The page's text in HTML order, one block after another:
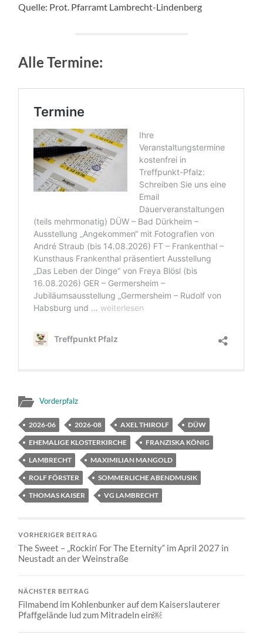
Quelle: Prot. Pfarramt Lambrecht-Lindenberg
Alle Termine:
Vorderpfalz
2026-06 2026-08 AXEL THIROLF
DÜW
EHEMALIGE KLOSTERKIRCHE
FRANZISKA KÖNIG
LAMBRECHT
MAXIMILIAN MANGOLD
ROLF FÖRSTER
SOMMERLICHE ABENDMUSIK
THOMAS KAISER
VG LAMBRECHT
VORHERIGER BEITRAG
The Sweet – „Rockin‘ For The Eternity“ im April 2027 in
Neustadt an der Weinstraße
NÄCHSTER BEITRAG
Filmabend im Kohlenbunker auf dem Kaiserslauterer
Pfaffgelände lud zum Mitradeln ein￼